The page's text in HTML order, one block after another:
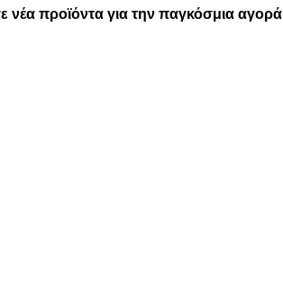
νέα προϊόντα για την παγκόσμια αγορά